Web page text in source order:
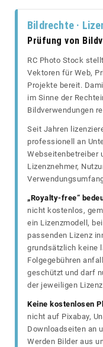
Bildrechte ·
Prüfung von
RC Photo Stock
Vektoren für Web,
Projekte bereit.
im Sinne der
Bildverwendungen
Seit Jahren
professionell an
Webseitenbetreiber
Lizenznehmer,
„Royalty-free“
nicht kostenlos,
ein Lizenzmodell,
passenden Lizenz
grundsätzlich keine
Folgegebühren
geschützt und darf
der jeweiligen
Keine kostenlosen
nicht auf Pixabay,
Downloadseiten an
Werden Bilder aus